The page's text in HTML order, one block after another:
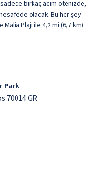
birkaç adım ötenizde,
olacak. Bu her şey
Plajı ile 4,2 mi (6,7 km)
Park
70014 GR